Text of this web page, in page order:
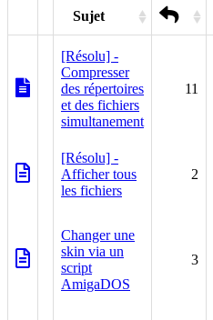
Sujet
[Résolu] -
Compresser
des répertoires
et des fichiers
simultanement
11
[Résolu] -
Afficher tous
les fichiers
2
Changer une
skin via un
script
AmigaDOS
3